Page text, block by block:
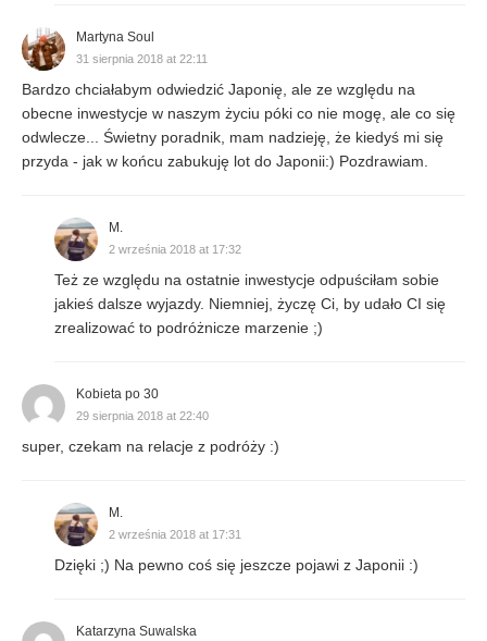
Martyna Soul
31 sierpnia 2018 at 22:11
Bardzo chciałabym odwiedzić Japonię, ale ze względu na
obecne inwestycje w naszym życiu póki co nie mogę, ale co się
odwlecze... Świetny poradnik, mam nadzieję, że kiedyś mi się
przyda - jak w końcu zabukuję lot do Japonii:) Pozdrawiam.
M.
2 września 2018 at 17:32
Też ze względu na ostatnie inwestycje odpuściłam sobie
jakieś dalsze wyjazdy. Niemniej, życzę Ci, by udało CI się
zrealizować to podróżnicze marzenie ;)
Kobieta po 30
29 sierpnia 2018 at 22:40
super, czekam na relacje z podróży :)
M.
2 września 2018 at 17:31
Dzięki ;) Na pewno coś się jeszcze pojawi z Japonii :)
Katarzyna Suwalska